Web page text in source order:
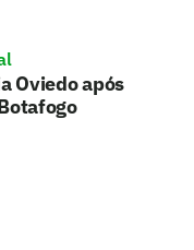
Oviedo após